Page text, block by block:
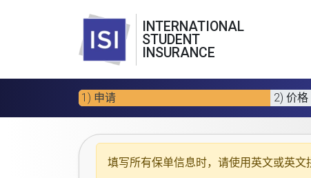
INTERNATIONAL
STUDENT
INSURANCE
1) 申请 2) 价格
填写所有保单信息时，请使用 英文或英文